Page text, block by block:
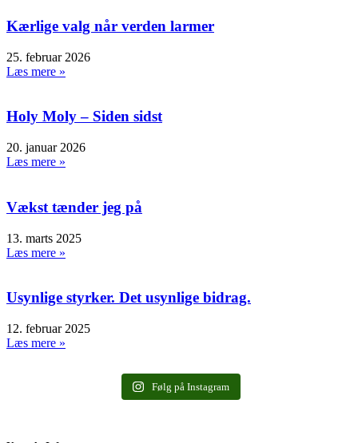
Kærlige valg når verden larmer
25. februar 2026
Læs mere »
Holy Moly – Siden sidst
20. januar 2026
Læs mere »
Vækst tænder jeg på
13. marts 2025
Læs mere »
Usynlige styrker. Det usynlige bidrag.
12. februar 2025
Læs mere »
Følg på Instagram